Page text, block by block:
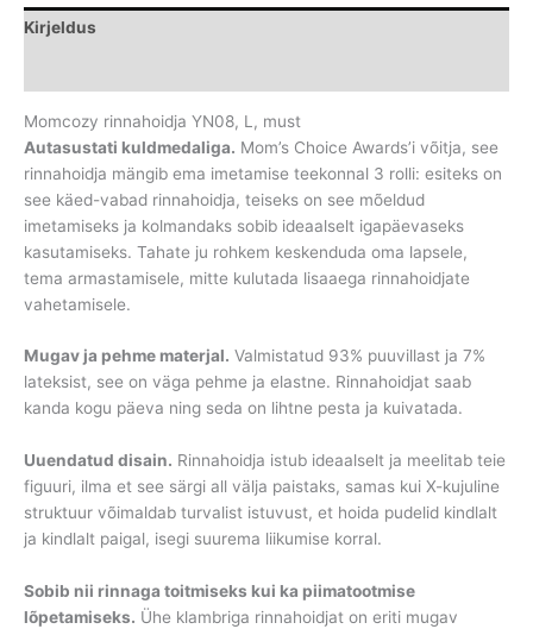
kogus
Kirjeldus
Momcozy rinnahoidja YN08, L, must
Autasustati kuldmedaliga. Mom’s Choice Awards’i võitja, see
rinnahoidja mängib ema imetamise teekonnal 3 rolli: esiteks on
see käed-vabad rinnahoidja, teiseks on see mõeldud
imetamiseks ja kolmandaks sobib ideaalselt igapäevaseks
kasutamiseks. Tahate ju rohkem keskenduda oma lapsele,
tema armastamisele, mitte kulutada lisaaega rinnahoidjate
vahetamisele.
Mugav ja pehme materjal. Valmistatud 93% puuvillast ja 7%
lateksist, see on väga pehme ja elastne. Rinnahoidjat saab
kanda kogu päeva ning seda on lihtne pesta ja kuivatada.
Uuendatud disain. Rinnahoidja istub ideaalselt ja meelitab teie
figuuri, ilma et see särgi all välja paistaks, samas kui X-kujuline
struktuur võimaldab turvalist istuvust, et hoida pudelid kindlalt
ja kindlalt paigal, isegi suurema liikumise korral.
Sobib nii rinnaga toitmiseks kui ka piimatootmise
lõpetamiseks. Ühe klambriga rinnahoidjat on eriti mugav